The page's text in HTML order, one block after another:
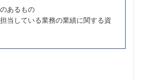
あるもの
当している業務の業績に関する資